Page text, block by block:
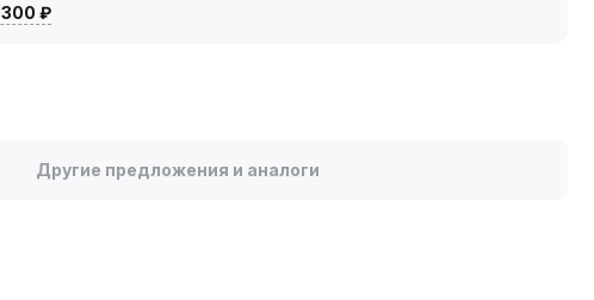
300 ₽
Другие предложения и аналоги